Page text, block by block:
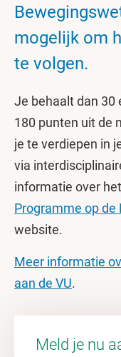
mogelijk om
te volgen.
Je behaalt dan 30
180 punten uit de
je te verdiepen in
via
informatie over het
Programme op de
website.
Meer informatie
aan de VU.
Meld je nu